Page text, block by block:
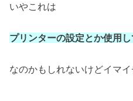
いやこれは
プリンターの設定とか使用
なのかもしれないけどイマイ